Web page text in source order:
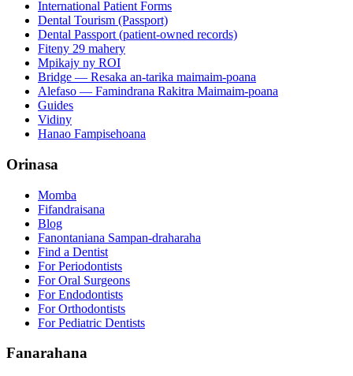
International Patient Forms
Dental Tourism (Passport)
Dental Passport (patient-owned records)
Fiteny 29 mahery
Mpikajy ny ROI
Bridge — Resaka an-tarika maimaim-poana
Alefaso — Famindrana Rakitra Maimaim-poana
Guides
Vidiny
Hanao Fampisehoana
Orinasa
Momba
Fifandraisana
Blog
Fanontaniana Sampan-draharaha
Find a Dentist
For Periodontists
For Oral Surgeons
For Endodontists
For Orthodontists
For Pediatric Dentists
Fanarahana